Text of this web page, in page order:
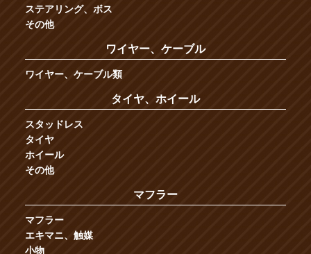
ステアリング、ボス
その他
ワイヤー、ケーブル
ワイヤー、ケーブル類
タイヤ、ホイール
スタッドレス
タイヤ
ホイール
その他
マフラー
マフラー
エキマニ、触媒
小物